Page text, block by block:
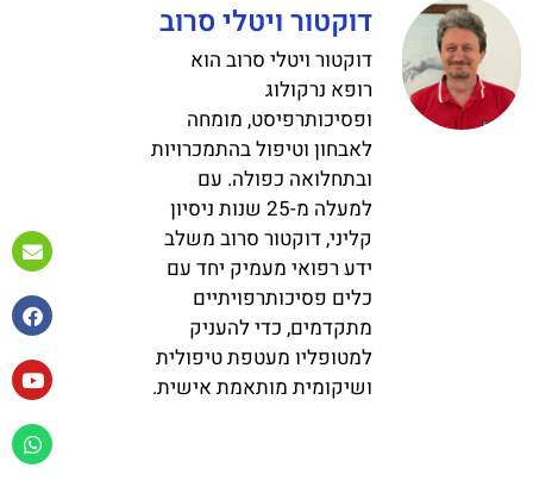
דוקטור ויטלי סרוב
דוקטור ויטלי סרוב הוא
רופא נרקולוג
ופסיכותרפיסט, מומחה
לאבחון וטיפול בהתמכרויות
ובתחלואה כפולה. עם
למעלה מ-25 שנות ניסיון
קליני, דוקטור סרוב משלב
ידע רפואי מעמיק יחד עם
כלים פסיכותרפויתיים
מתקדמים, כדי להעניק
למטופליו מעטפת טיפולית
ושיקומית מותאמת אישית.